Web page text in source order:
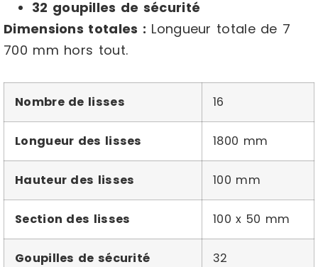
32 goupilles de sécurité
Dimensions totales : Longueur totale de 7
700 mm hors tout.
Nombre de lisses 16
Longueur des lisses 1800 mm
Hauteur des lisses 100 mm
Section des lisses 100 x 50 mm
Goupilles de sécurité 32